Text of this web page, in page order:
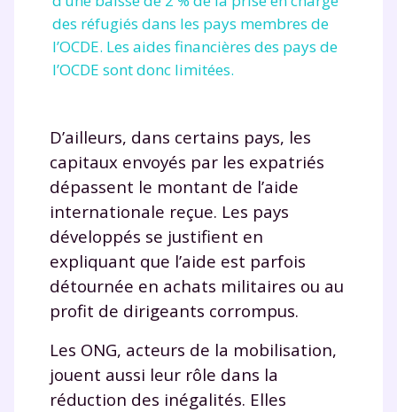
des réfugiés dans les pays membres de
l’OCDE. Les aides financières des pays de
l’OCDE sont donc limitées.
D’ailleurs, dans certains pays, les
capitaux envoyés par les expatriés
dépassent le montant de l’aide
internationale reçue. Les pays
développés se justifient en
expliquant que l’aide est parfois
détournée en achats militaires ou au
profit de dirigeants corrompus.
Les ONG, acteurs de la mobilisation,
jouent aussi leur rôle dans la
réduction des inégalités. Elles